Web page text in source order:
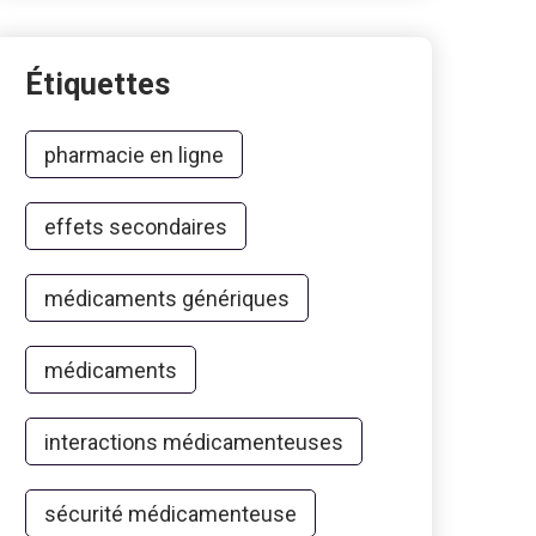
Étiquettes
pharmacie en ligne
effets secondaires
médicaments génériques
médicaments
interactions médicamenteuses
sécurité médicamenteuse